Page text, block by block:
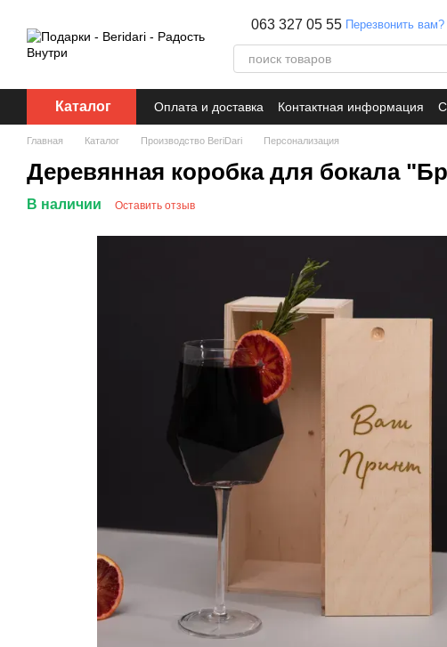
063 327 05 55 Перезвонить вам?
Каталог Оплата и доставка Контактная информация
Главная Каталог Производство BeriDari Персонализация
Деревянная коробка для бокала
В наличии Оставить отзыв